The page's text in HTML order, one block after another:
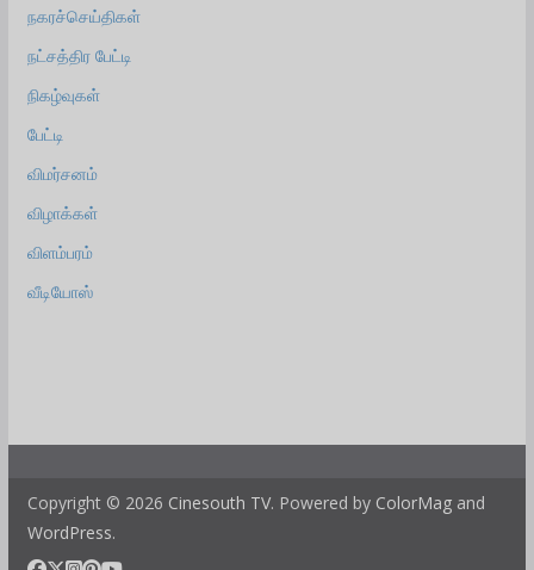
நகரச்செய்திகள்
நட்சத்திர பேட்டி
நிகழ்வுகள்
பேட்டி
விமர்சனம்
விழாக்கள்
விளம்பரம்
வீடியோஸ்
Copyright © 2026 Cinesouth TV. Powered by ColorMagand
WordPress.